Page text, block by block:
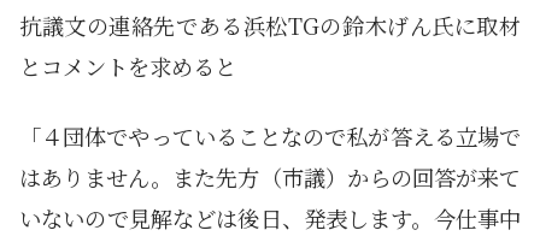
抗議文の連絡先である浜松TGの鈴木げん氏に取材
とコメントを求めると
「４団体でやっていることなので私が答える立場で
はありません。また先方（市議）からの回答が来て
いないので見解などは後日、発表します。今仕事中